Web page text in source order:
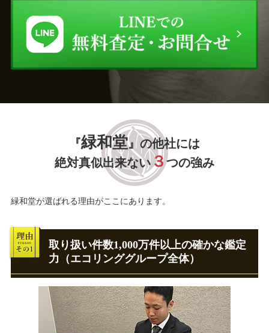
『緑和堂』の他社には
絶対真似出来ない ３つの強み
緑和堂が選ばれる理由がここにあります。
取り扱い件数1,000万件以上の確かな鑑定
力（エコリンググループ全体）